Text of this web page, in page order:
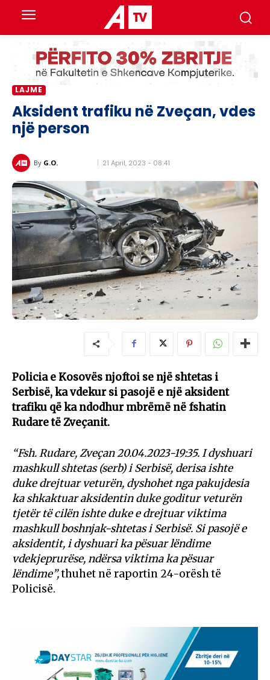
LAJME
Aksident trafiku në Zveçan, vdes
një person
By G.O. 21 April, 2023 - 08:41
Policia e Kosovës njoftoi se një shtetas i
Serbisë, ka vdekur si pasojë e një aksident
trafiku që ka ndodhur mbrëmë në fshatin
Rudare të Zveçanit.
“Fsh. Rudare, Zveçan 20.04.2023-19:35. I dyshuari
mashkull shtetas (serb) i Serbisë, derisa ishte
duke drejtuar veturën, dyshohet nga pakujdesia
ka shkaktuar aksidentin duke goditur veturën
tjetër të cilën ishte duke e drejtuar viktima
mashkull boshnjak-shtetas i Serbisë. Si pasojë e
aksidentit, i dyshuari ka pësuar lëndime
vdekjeprurëse, ndërsa viktima ka pësuar
lëndime”,thuhet në raportin 24-orësh të
Policisë.